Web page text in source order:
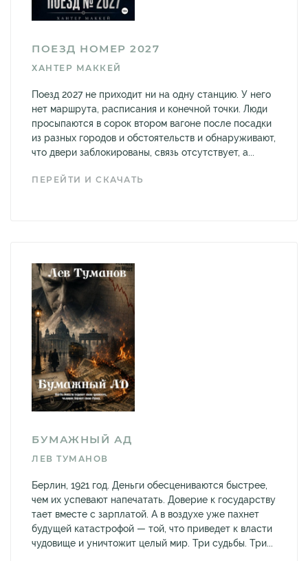
ПОЕЗД НОМЕР 2027
ХАНТЕР МАККЕЙ
Поезд 2027 не приходит ни на одну станцию. У него
нет маршрута, расписания и конечной точки. Люди
просыпаются в сорок втором вагоне после посадки
из разных городов и обстоятельств и обнаруживают,
что двери заблокированы, связь отсутствует, а...
ПЕРЕЙТИ И СКАЧАТЬ
БУМАЖНЫЙ АД
ЛЕВ ТУМАНОВ
Берлин, 1921 год. Деньги обесцениваются быстрее,
чем их успевают напечатать. Доверие к государству
тает вместе с зарплатой. А в воздухе уже пахнет
будущей катастрофой — той, что приведет к власти
чудовище и уничтожит целый мир. Три судьбы. Три...